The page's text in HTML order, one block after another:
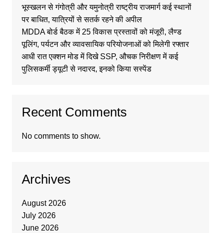
भूस्खलन से गंगोत्री और यमुनोत्री राष्ट्रीय राजमार्ग कई स्थानों
पर बाधित, यात्रियों से सतर्क रहने की अपील
MDDA बोर्ड बैठक में 25 विकास प्रस्तावों को मंजूरी, लैण्ड
पूलिंग, पर्यटन और व्यावसायिक परियोजनाओं को मिलेगी रफ्तार
आधी रात एक्शन मोड में दिखे SSP, औचक निरीक्षण में कई
पुलिसकर्मी ड्यूटी से नदारद, इनको किया सस्पेंड
Recent Comments
No comments to show.
Archives
August 2026
July 2026
June 2026